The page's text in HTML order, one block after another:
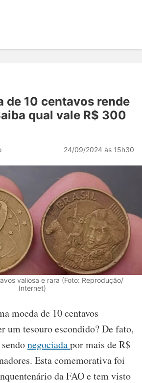
de 10 centavos rende
qual vale R$ 300
24/09/2024 às 15h30
valiosa e rara (Foto: Reprodução/
Internet)
moeda de 10 centavos
um tesouro escondido? De fato,
negociadapor mais de R$
Esta comemorativa foi
da FAO e tem visto